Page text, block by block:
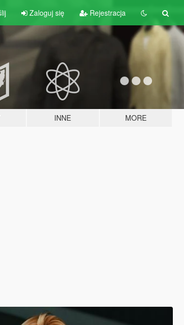
Zaloguj się Rejestracja
INNE MORE